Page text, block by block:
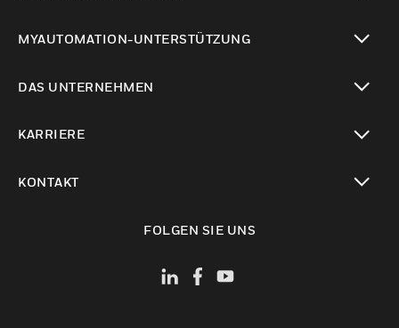
MYAUTOMATION-UNTERSTÜTZUNG
DAS UNTERNEHMEN
KARRIERE
KONTAKT
FOLGEN SIE UNS